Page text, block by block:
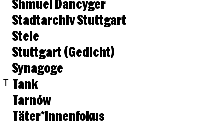
Stadtarchiv Stuttgart
Stele
Stuttgart (Gedicht)
Synagoge
T Tank
Tarnów
Täter*innenfokus